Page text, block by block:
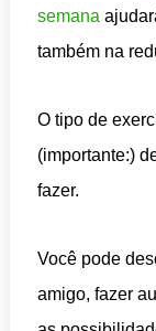
semana
também na
O tipo de
(importante:)
fazer.
Você pode
amigo, fazer